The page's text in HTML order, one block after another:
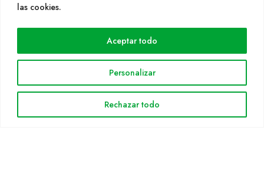
las cookies.
Personalizar
Rechazar todo
Aceptar todo
WEB
Espècies
Notícies